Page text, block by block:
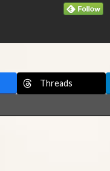
Threads